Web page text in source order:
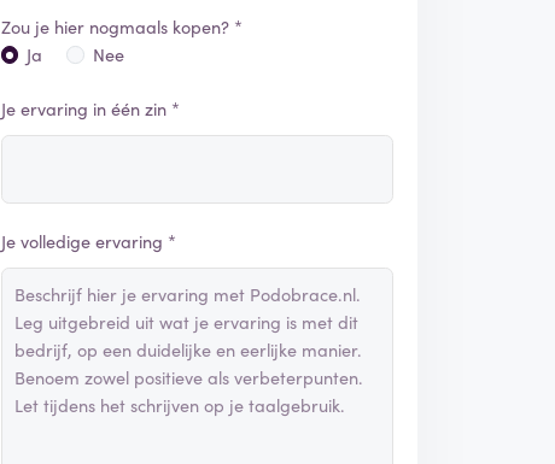
Zou je hier nogmaals kopen? *
Ja
Nee
Je ervaring in één zin *
Je volledige ervaring *